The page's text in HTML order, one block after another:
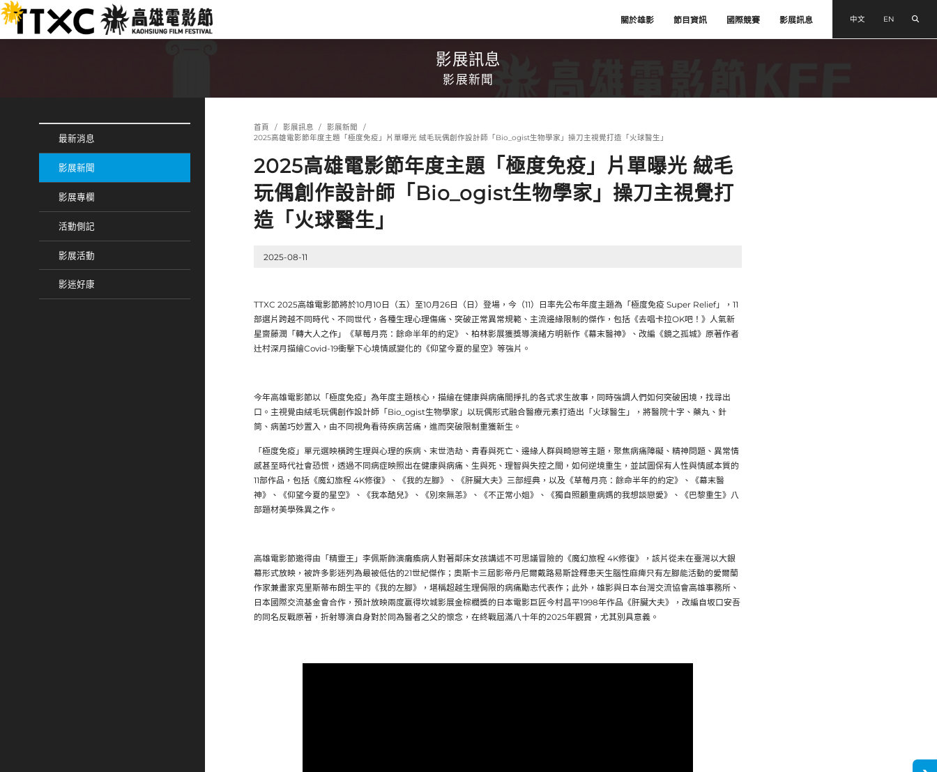
跳
到
主
:::
關於雄影 節目資訊 國際競賽 影展訊息 中文 EN
影展訊息
影展新聞
最新消息
影展新聞
影展專欄
活動側記
影展活動
影迷好康
首頁 影展訊息
影展新聞
2025高雄電影節年度主題「極度免疫」片單曝光 絨毛玩偶創作設計師「Bio_ogist生物學家」操刀主視覺打造「火球醫生」
2025高雄電影節年度主題「極度免疫」片單曝光 絨毛
玩偶創作設計師「Bio_ogist生物學家」操刀主視覺打
造「火球醫生」
2025-08-11
TTXC 2025高雄電影節將於10月10日（五）至10月26日（日） 登場，今（11）日率先公布年度主題為「極度免疫 Super Relief」，11
部選片跨越不同時代、不同世代， 各種生理心理傷痛、突破正常異常規範、主流邊緣限制的傑作， 包括《去唱卡拉OK吧！》人氣新
星齋藤潤「轉大人之作」《草莓月亮：餘命半年的約定》、柏林影展獲獎導演緒方明新作《幕末醫神》、改編《鏡之孤城》原著作者
辻村深月描繪Covid-19衝擊下心境情感變化的《仰望今夏的星空》等強片。
今年高雄電影節以「極度免疫」為年度主題核心， 描繪在健康與病痛間掙扎的各式求生故事， 同時強調人們如何突破困境，找尋出
口。 主視覺由絨毛玩偶創作設計師「Bio_ogist生物學家」 以玩偶形式融合醫療元素打造出「火球醫生」，將醫院十字、藥丸、 針
筒、病菌巧妙置入，由不同視角看待疾病苦痛， 進而突破限制重獲新生。
「極度免疫」單元選映橫跨生理與心理的疾病、末世浩劫、 青春與死亡、邊緣人群與畸戀等主題，聚焦病痛障礙、精神問題、 異常情
感甚至時代社會恐慌，透過不同病症映照出在健康與病痛、 生與死、理智與失控之間，如何逆境重生， 並試圖保有人性與情感本質的
11部作品，包括《魔幻旅程 4K修復》、《我的左腳》、《肝臟大夫》三部經典，以及《草莓月亮：餘命半年的約定》、《幕末醫
神》、《仰望今夏的星空》
、《我本酷兒》、《別來無恙》、《不正常小姐》、《獨自照顧重病媽的我想談戀愛》、《巴黎重生》 八
部題材美學殊異之作。
高雄電影節邀得由「精靈王」 李佩斯飾演癱瘓病人對著鄰床女孩講述不可思議冒險的《魔幻旅程 4K修復》，該片從未在臺灣以大銀
幕形式放映， 被許多影迷列為最被低估的21世紀傑作； 奧斯卡三屆影帝丹尼爾戴路易斯詮釋患天生腦性麻痺只有左腳能活動的愛爾蘭
作家兼畫家克里斯蒂布朗生平的《我的左腳》， 堪稱超越生理侷限的病痛勵志代表作；此外，雄影與日本台灣交流協會高雄事務所、
日本國際交流基金會合作， 預計放映兩度贏得坎城影展金棕櫚獎的日本電影巨匠今村昌平1998年作品《肝臟大夫》，改編自坂口安吾
的同名反戰原著， 折射導演自身對於同為醫者之父的懷念， 在終戰屆滿八十年的2025年觀賞，尤其別具意義。